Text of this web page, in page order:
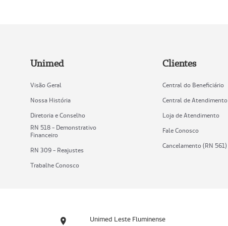
Unimed
Visão Geral
Nossa História
Diretoria e Conselho
RN 518 - Demonstrativo
Financeiro
RN 309 - Reajustes
Trabalhe Conosco
Clientes
Central do Beneficiário
Central de Atendimento
Loja de Atendimento
Fale Conosco
Cancelamento (RN 561)
Unimed Leste Fluminense